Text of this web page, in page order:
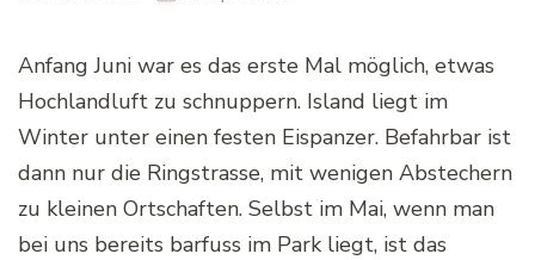
Anfang Juni war es das erste Mal möglich, etwas
Hochlandluft zu schnuppern. Island liegt im
Winter unter einen festen Eispanzer. Befahrbar ist
dann nur die Ringstrasse, mit wenigen Abstechern
zu kleinen Ortschaften. Selbst im Mai, wenn man
bei uns bereits barfuss im Park liegt, ist das